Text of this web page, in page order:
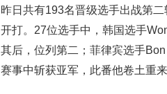
昨日共有193名晋级选手出战第
开打。27位选手中，韩国选手
其后，位列第二；菲律宾选手
赛事中斩获亚军，此番他卷土重